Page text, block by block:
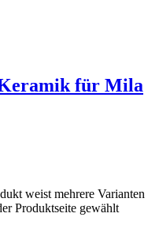
für Mila
weist mehrere Varianten
Produktseite gewählt